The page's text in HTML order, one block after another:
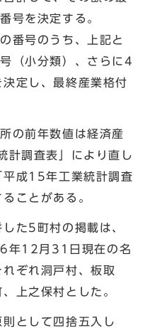
号を決定する。
番号のうち、上記と
（小分類）、さらに4
定し、最終産業格付
の前年数値は経済産
計調査表」により直し
平成15年工業統計調査
ことがある。
た5町村の掲載は、
年12月31日現在の名
ぞれ洞戸村、板取
上之保村とした。
として四捨五入し